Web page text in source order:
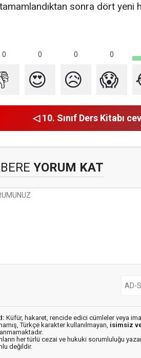
sonra dört yeni
0 0 0 0
😍 😥 😱
◁ 10. Sınıf Ders Kitabı
YORUM KAT
Küfür, hakaret, rencide edici cümleler veya
Türkçe karakter kullanılmayan, isimsiz
her türlü cezai ve hukuki sorumluluğu
değildir.